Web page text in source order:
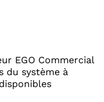
EGO Commercial
du système à